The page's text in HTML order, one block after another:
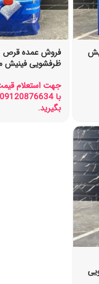
فروش عمده قرص
ظرفشویی فینیش
جهت استعلام
بگیرید.